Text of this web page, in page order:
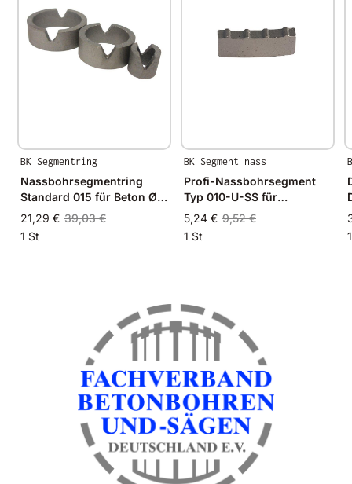
BK Segmentring
Nassbohrsegmentring
Standard 015 für Beton Ø
14mm - 14/10mm
21,29 € 39,03 €
1 St
BK Segment nass
Profi-Nassbohrsegment
Typ 010-U-SS für
Granit/Beton
5,24 € 9,52 €
1 St